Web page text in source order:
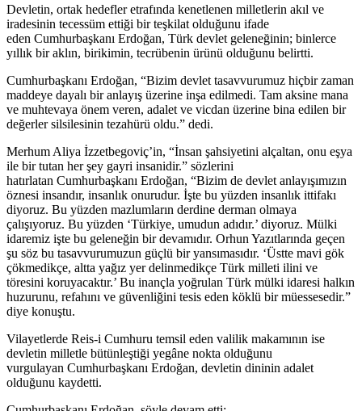
Devletin, ortak hedefler etrafında kenetlenen milletlerin akıl ve
iradesinin tecessüm ettiği bir teşkilat olduğunu ifade
eden Cumhurbaşkanı Erdoğan, Türk devlet geleneğinin; binlerce
yıllık bir aklın, birikimin, tecrübenin ürünü olduğunu belirtti.
Cumhurbaşkanı Erdoğan, “Bizim devlet tasavvurumuz hiçbir zaman
maddeye dayalı bir anlayış üzerine inşa edilmedi. Tam aksine mana
ve muhtevaya önem veren, adalet ve vicdan üzerine bina edilen bir
değerler silsilesinin tezahürü oldu.” dedi.
Merhum Aliya İzzetbegoviç’in, “İnsan şahsiyetini alçaltan, onu eşya
ile bir tutan her şey gayri insanidir.” sözlerini
hatırlatan Cumhurbaşkanı Erdoğan, “Bizim de devlet anlayışımızın
öznesi insandır, insanlık onurudur. İşte bu yüzden insanlık ittifakı
diyoruz. Bu yüzden mazlumların derdine derman olmaya
çalışıyoruz. Bu yüzden ‘Türkiye, umudun adıdır.’ diyoruz. Mülki
idaremiz işte bu geleneğin bir devamıdır. Orhun Yazıtlarında geçen
şu söz bu tasavvurumuzun güçlü bir yansımasıdır. ‘Üstte mavi gök
çökmedikçe, altta yağız yer delinmedikçe Türk milleti ilini ve
töresini koruyacaktır.’ Bu inançla yoğrulan Türk mülki idaresi halkın
huzurunu, refahını ve güvenliğini tesis eden köklü bir müessesedir.”
diye konuştu.
Vilayetlerde Reis-i Cumhuru temsil eden valilik makamının ise
devletin milletle bütünleştiği yegâne nokta olduğunu
vurgulayan Cumhurbaşkanı Erdoğan, devletin dininin adalet
olduğunu kaydetti.